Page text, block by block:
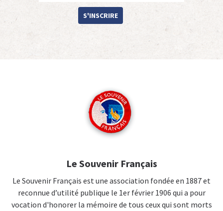
S'INSCRIRE
Le Souvenir Français
Le Souvenir Français est une association fondée en 1887 et
reconnue d’utilité publique le 1er février 1906 qui a pour
vocation d'honorer la mémoire de tous ceux qui sont morts